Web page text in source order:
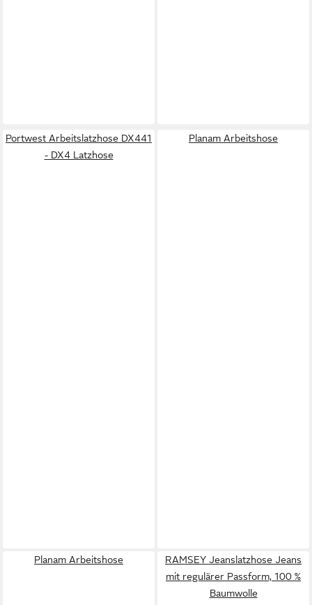
Portwest Arbeitslatzhose DX441
- DX4 Latzhose
Planam Arbeitshose
Planam Arbeitshose
RAMSEY Jeanslatzhose Jeans
mit regulärer Passform, 100 %
Baumwolle